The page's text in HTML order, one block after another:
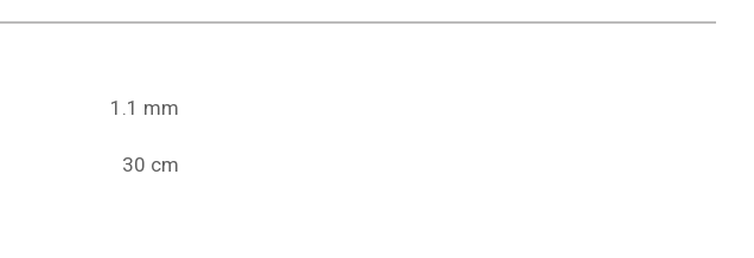
1.1 mm
30 cm